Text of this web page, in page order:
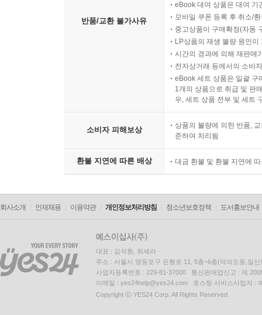
반품/교환 불가사유
eBook 대여 상품은 대여 기
모바일 쿠폰 등록 후 취소/
중고상품이 구매확정(자동
LP상품의 재생 불량 원인
시간의 경과에 의해 재판매
전자상거래 등에서의 소비
eBook 세트 상품은 일괄 구
1개의 상품으로 취급 및 판
우, 세트 상품 전부 및 세트
소비자 피해보상
상품의 불량에 의한 반품,
준하여 처리됨
환불 지연에 따른 배상 대금 환불 및 환불 지연에
회사소개 인재채용 이용약관 개인정보처리방침 청소년보호정책 도서홍보안내
대표 : 김석환, 최세라
주소 : 서울시 영등포구 은행로 11, 5층~6층(여의도동,일신
사업자등록번호 : 229-81-37000 통신판매업신고 : 제
이메일 : yes24help@yes24.com 호스팅 서비스사업자 :
Copyright ⓒ YES24 Corp. All Rights Reserved.